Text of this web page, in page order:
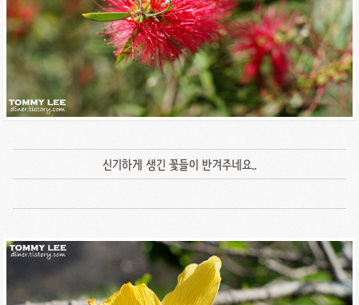
신기하게 생긴 꽃들이 반겨주네요..